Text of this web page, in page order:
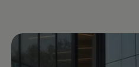
Enable fullscreen mode